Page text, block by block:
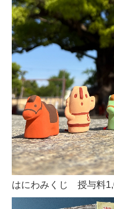
はにわみくじ 授与料